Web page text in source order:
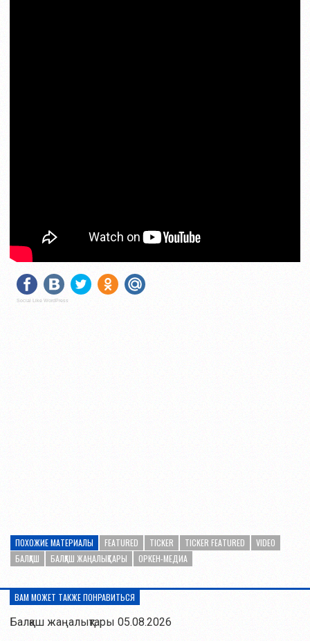
Social Like WordPress
ПОХОЖИЕ МАТЕРИАЛЫ FEATURED TICKER TICKER FEATURED
VIDEO
БАЛҚАШ
БАЛҚАШ ЖАҢАЛЫҚТАРЫ ОРКЕН-МЕДИА
ВАМ МОЖЕТ ТАКЖЕ ПОНРАВИТЬСЯ
Балқаш жаңалықтары 05.08.2026